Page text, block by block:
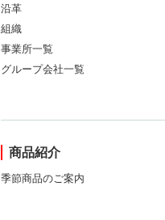
沿革
組織
事業所一覧
グループ会社一覧
商品紹介
季節商品のご案内